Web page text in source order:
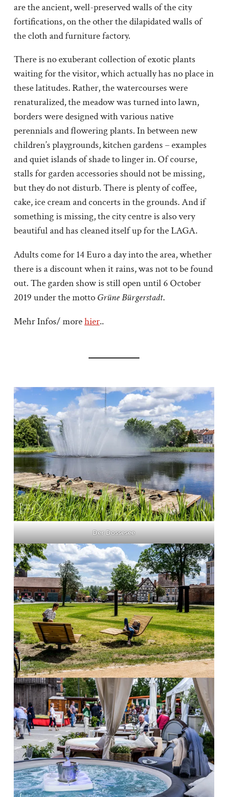
are the ancient, well-preserved walls of the city
fortifications, on the other the dilapidated walls of
the cloth and furniture factory.
There is no exuberant collection of exotic plants
waiting for the visitor, which actually has no place in
these latitudes. Rather, the watercourses were
renaturalized, the meadow was turned into lawn,
borders were designed with various native
perennials and flowering plants. In between new
children’s playgrounds, kitchen gardens – examples
and quiet islands of shade to linger in. Of course,
stalls for garden accessories should not be missing,
but they do not disturb. There is plenty of coffee,
cake, ice cream and concerts in the grounds. And if
something is missing, the city centre is also very
beautiful and has cleaned itself up for the LAGA.
Adults come for 14 Euro a day into the area, whether
there is a discount when it rains, was not to be found
out. The garden show is still open until 6 October
2019 under the motto Grüne Bürgerstadt.
Mehr Infos/ morehier..
Der Dossesee